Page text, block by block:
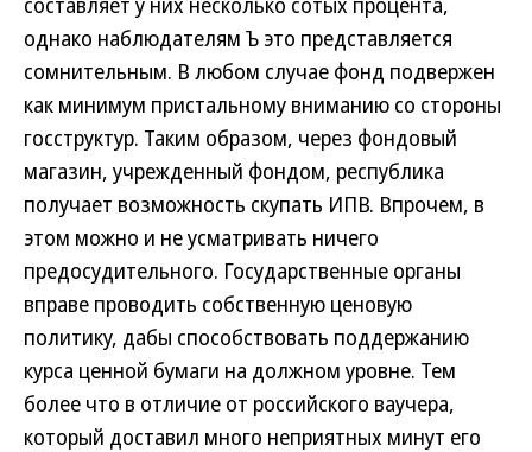
однако наблюдателям Ъ это представляется
сомнительным. В любом случае фонд подвержен
как минимум пристальному вниманию со стороны
госструктур. Таким образом, через фондовый
магазин, учрежденный фондом, республика
получает возможность скупать ИПВ. Впрочем, в
этом можно и не усматривать ничего
предосудительного. Государственные органы
вправе проводить собственную ценовую
политику, дабы способствовать поддержанию
курса ценной бумаги на должном уровне. Тем
более что в отличие от российского ваучера,
который доставил много неприятных минут его